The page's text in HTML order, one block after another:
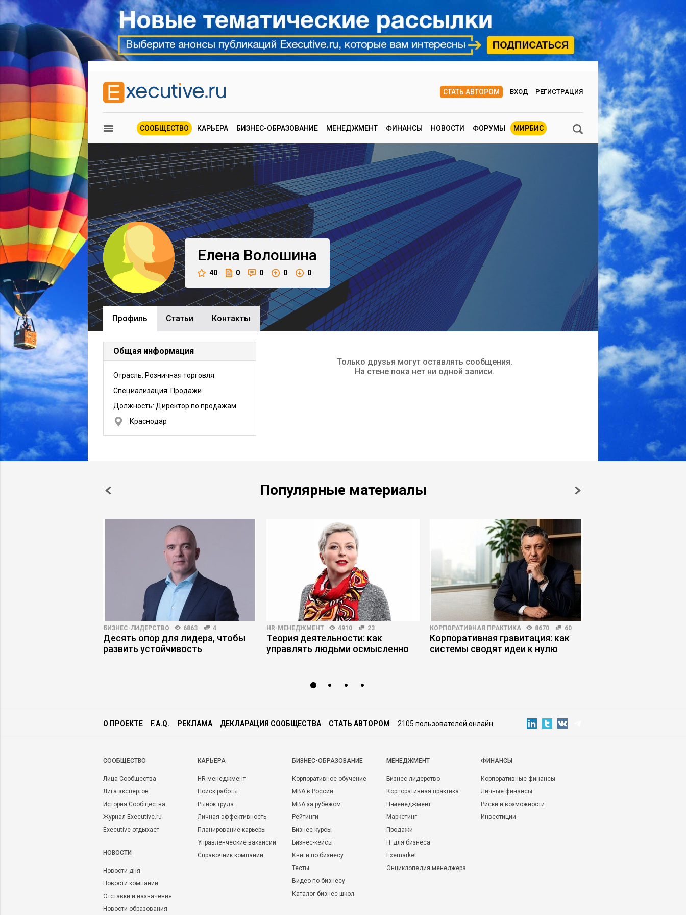
СТАТЬ АВТОРОМ ВХОД РЕГИСТРАЦИЯ
СООБЩЕСТВО КАРЬЕРА БИЗНЕС-ОБРАЗОВАНИЕ МЕНЕДЖМЕНТ ФИНАНСЫ НОВОСТИ ФОРУМЫ МИРБИС
Елена Волошина
40 0 0 0 0
Профиль Cтатьи Контакты
Общая информация
Отрасль: Розничная торговля
Специализация: Продажи
Должность: Директор по продажам
Краснодар
Только друзья могут оставлять сообщения.
На стене пока нет ни одной записи.
Популярные материалы
БИЗНЕС-ЛИДЕРСТВО 6863 4
Десять опор для лидера, чтобы
развить устойчивость
HR-МЕНЕДЖМЕНТ 4910 23
Теория деятельности: как
управлять людьми осмысленно
КОРПОРАТИВНАЯ ПРАКТИКА 8670 60
Корпоративная гравитация: как
системы сводят идеи к нулю
О ПРОЕКТЕ F.A.Q. РЕКЛАМА ДЕКЛАРАЦИЯ СООБЩЕСТВА СТАТЬ АВТОРОМ 2105 пользователей онлайн
CООБЩЕСТВО
Лица Сообщества
Лига экспертов
История Сообщества
Журнал Executive.ru
Executive отдыхает
НОВОСТИ
Новости дня
Новости компаний
Отставки и назначения
Новости образования
КАРЬЕРА
HR-менеджмент
Поиск работы
Рынок труда
Личная эффективность
Планирование карьеры
Управленческие вакансии
Справочник компаний
БИЗНЕС-ОБРАЗОВАНИЕ
Корпоративное обучение
MBA в России
MBA за рубежом
Рейтинги
Бизнес-курсы
Бизнес-кейсы
Книги по бизнесу
Тесты
Видео по бизнесу
Каталог бизнес-школ
МЕНЕДЖМЕНТ
Бизнес-лидерство
Корпоративная практика
IT-менеджмент
Маркетинг
Продажи
IT для бизнеса
Exemarket
Энциклопедия менеджера
ФИНАНСЫ
Корпоративные финансы
Личные финансы
Риски и возможности
Инвестиции